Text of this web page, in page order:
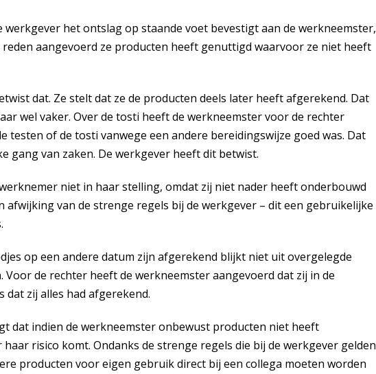
werkgever het ontslag op staande voet bevestigt aan de werkneemster,
aangevoerd ze producten heeft genuttigd waarvoor ze niet heeft
dat. Ze stelt dat ze de producten deels later heeft afgerekend. Dat
wel vaker. Over de tosti heeft de werkneemster voor de rechter
testen of de tosti vanwege een andere bereidingswijze goed was. Dat
gang van zaken. De werkgever heeft dit betwist.
niet in haar stelling, omdat zij niet nader heeft onderbouwd
afwijking van de strenge regels bij de werkgever – dit een gebruikelijke
op een andere datum zijn afgerekend blijkt niet uit overgelegde
de rechter heeft de werkneemster aangevoerd dat zij in de
dat zij alles had afgerekend.
dat indien de werkneemster onbewust producten niet heeft
risico komt. Ondanks de strenge regels die bij de werkgever gelden
producten voor eigen gebruik direct bij een collega moeten worden